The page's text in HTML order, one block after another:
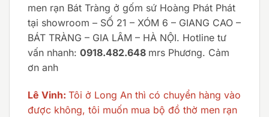
men rạn Bát Tràng ở gốm sứ Hoàng Phát Phát
tại showroom – SỐ 21 – XÓM 6 – GIANG CAO –
BÁT TRÀNG – GIA LÂM – HÀ NỘI. Hotline tư
vấn nhanh: 0918.482.648 mrs Phương. Cảm
ơn anh
Lê Vinh: Tôi ở Long An thì có chuyển hàng vào
được không, tôi muốn mua bộ đồ thờ men rạn